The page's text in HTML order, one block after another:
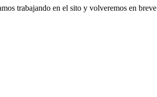
trabajando en el sito y volveremos en breve